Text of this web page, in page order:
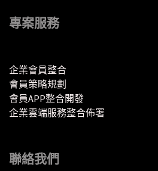
專案服務
企業會員整合
會員策略規劃
會員APP整合開發
企業雲端服務整合佈署
聯絡我們